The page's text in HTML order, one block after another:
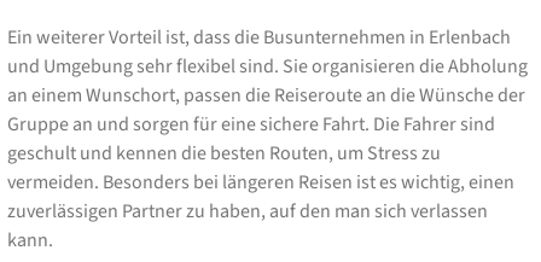
Ein weiterer Vorteil ist, dass die Busunternehmen in Erlenbach
und Umgebung sehr flexibel sind. Sie organisieren die Abholung
an einem Wunschort, passen die Reiseroute an die Wünsche der
Gruppe an und sorgen für eine sichere Fahrt. Die Fahrer sind
geschult und kennen die besten Routen, um Stress zu
vermeiden. Besonders bei längeren Reisen ist es wichtig, einen
zuverlässigen Partner zu haben, auf den man sich verlassen
kann.